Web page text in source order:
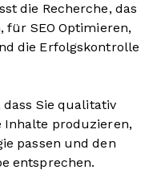
die Recherche, das
für SEO Optimieren,
die Erfolgskontrolle
Sie qualitativ
Inhalte produzieren,
passen und den
entsprechen.